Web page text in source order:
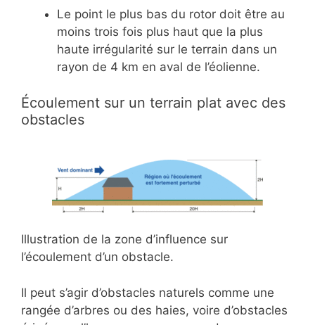
Le point le plus bas du rotor doit être au
moins trois fois plus haut que la plus
haute irrégularité sur le terrain dans un
rayon de 4 km en aval de l’éolienne.
Écoulement sur un terrain plat avec des
obstacles
Illustration de la zone d’influence sur
l’écoulement d’un obstacle.
Il peut s’agir d’obstacles naturels comme une
rangée d’arbres ou des haies, voire d’obstacles